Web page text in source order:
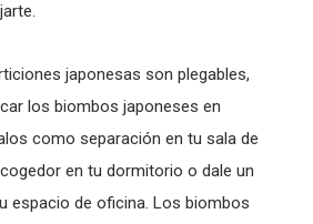
japonesas son plegables,
los biombos japoneses en
como separación en tu sala de
en tu dormitorio o dale un
espacio de oficina. Los biombos